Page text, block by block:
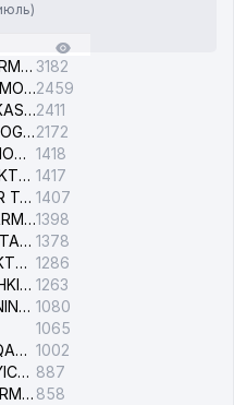
YASHNOBOD ELEKTR TARMOG'I NOSOZLIKLARI XIZMATI 3182
CHILONZOR ELEKTR TARMOG'I NOSOZLIK XIZMATI2459
O'ZBEKISTON RESPUBLIKASI BOSH PROKURATURASI ISHONCH TELEFONI2411
OLMAZOR ELEKTR TARMOG'I NOSOZLIKLARI XIZMATI2172
UCH-TEPA ELEKTR TARMOG'I NOSOZLIKLARI XIZMATI 1418
TOSHKENT SHAHAR ELEKTR TARMOQLARI KORXONASI AJ 1417
SHAYXONTOHUR ELEKTR TARMOG'I NOSOZLIKLARINI TUZATISH XIZMATI 1407
SAMARQAND ELEKTR TARMOQLARI AJ1398
SURXONDARYO ELEKTR TARMOQLARI AJ 1378
TOSHKENT TUMANI ELEKTR TARMOG'I AVARIYA XIZMATI 1286
TOSHKENT SHAHRI TASHKILOT TELEFONLARI HAQIDA MA'LUMOT BYUROSI 1263
DAVLAT TEST MARKAZINING ISHONCH TELEFONLARI 1080
1065
TOSHKENT SHAHAR FUQAROLIK ISHLARI BO'YICHA SUDI 1002
FUQAROLIK ISHLARI BO'YICHA YAKKASAROY TUMANLARARO SUDI 887
YUNUSOBOD ELEKTR TARMOG'I NOSOZLIKLARI XIZMATI 858